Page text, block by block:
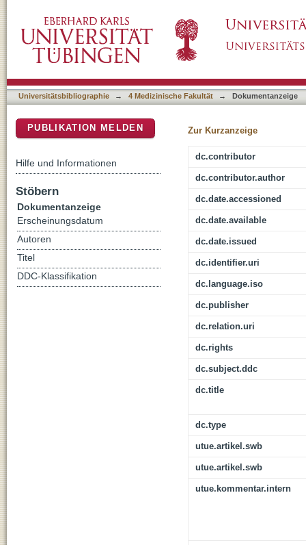
Universitätsbibliographie → 4 Medizinische Fakultät → Dokumentanzeige
Zur Kurzanzeige
dc.contributor
dc.contributor.author
dc.date.accessioned
dc.date.available
dc.date.issued
dc.identifier.uri
dc.language.iso
dc.publisher
dc.relation.uri
dc.rights
dc.subject.ddc
dc.title
dc.type
utue.artikel.swb
utue.artikel.swb
utue.kommentar.intern
PUBLIKATION MELDEN
Hilfe und Informationen
Stöbern
Dokumentanzeige
Erscheinungsdatum
Autoren
Titel
DDC-Klassifikation